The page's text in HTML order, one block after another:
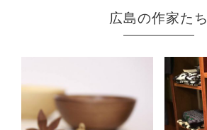
広島の作家たち